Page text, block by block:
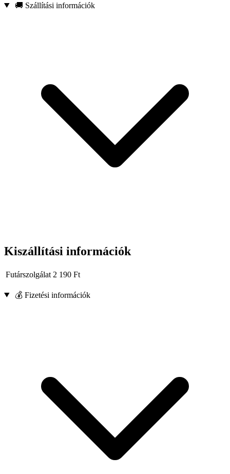
🚚 Szállítási információk
Kiszállítási információk
Futárszolgálat 2 190 Ft
💰 Fizetési információk